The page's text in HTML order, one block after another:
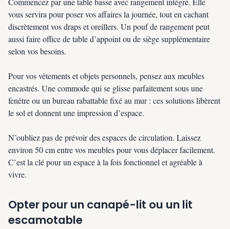
vous servira pour poser vos affaires la journée, tout en cachant
discrètement vos draps et oreillers. Un pouf de rangement peut
aussi faire office de table d’appoint ou de siège supplémentaire
selon vos besoins.
Pour vos vêtements et objets personnels, pensez aux meubles
encastrés. Une commode qui se glisse parfaitement sous une
fenêtre ou un bureau rabattable fixé au mur : ces solutions libèrent
le sol et donnent une impression d’espace.
N’oubliez pas de prévoir des espaces de circulation. Laissez
environ 50 cm entre vos meubles pour vous déplacer facilement.
C’est la clé pour un espace à la fois fonctionnel et agréable à
vivre.
Opter pour un canapé-lit ou un lit
escamotable